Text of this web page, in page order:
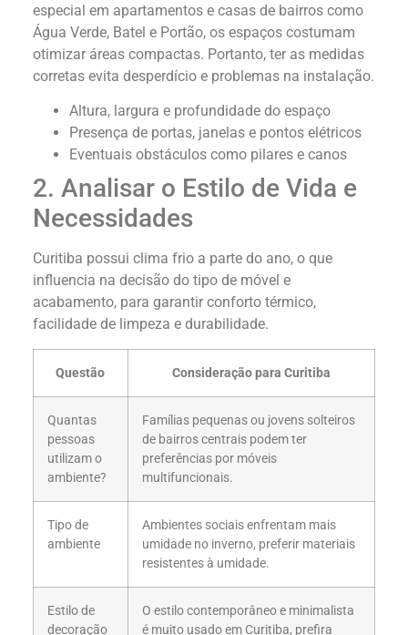
especial em apartamentos e casas de bairros como
Água Verde, Batel e Portão, os espaços costumam
otimizar áreas compactas. Portanto, ter as medidas
corretas evita desperdício e problemas na instalação.
Altura, largura e profundidade do espaço
Presença de portas, janelas e pontos elétricos
Eventuais obstáculos como pilares e canos
2. Analisar o Estilo de Vida e
Necessidades
Curitiba possui clima frio a parte do ano, o que
influencia na decisão do tipo de móvel e
acabamento, para garantir conforto térmico,
facilidade de limpeza e durabilidade.
Questão Consideração para Curitiba
Quantas
pessoas
utilizam o
ambiente?
Famílias pequenas ou jovens solteiros
de bairros centrais podem ter
preferências por móveis
multifuncionais.
Tipo de
ambiente
Ambientes sociais enfrentam mais
umidade no inverno, preferir materiais
resistentes à umidade.
Estilo de
decoração
O estilo contemporâneo e minimalista
é muito usado em Curitiba, prefira